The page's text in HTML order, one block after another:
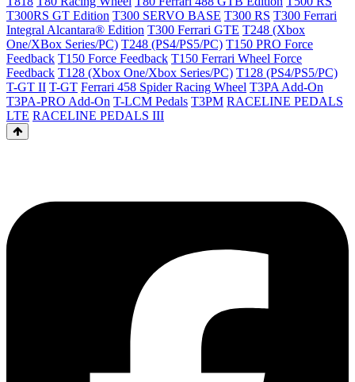
T300RS GT Edition T300 SERVO BASE T300 RS T300 Ferrari
Integral Alcantara® Edition T300 Ferrari GTE T248 (Xbox
One/XBox Series/PC) T248 (PS4/PS5/PC) T150 PRO Force
Feedback T150 Force Feedback T150 Ferrari Wheel Force
Feedback T128 (Xbox One/Xbox Series/PC) T128 (PS4/PS5/PC)
T-GT II T-GT Ferrari 458 Spider Racing Wheel T3PA Add-On
T3PA-PRO Add-On T-LCM Pedals T3PM RACELINE PEDALS
LTE RACELINE PEDALS III